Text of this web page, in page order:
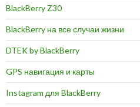
BlackBerry Z30
BlackBerry на все случаи жизни
DTEK by BlackBerry
GPS навигация и карты
Instagram для BlackBerry